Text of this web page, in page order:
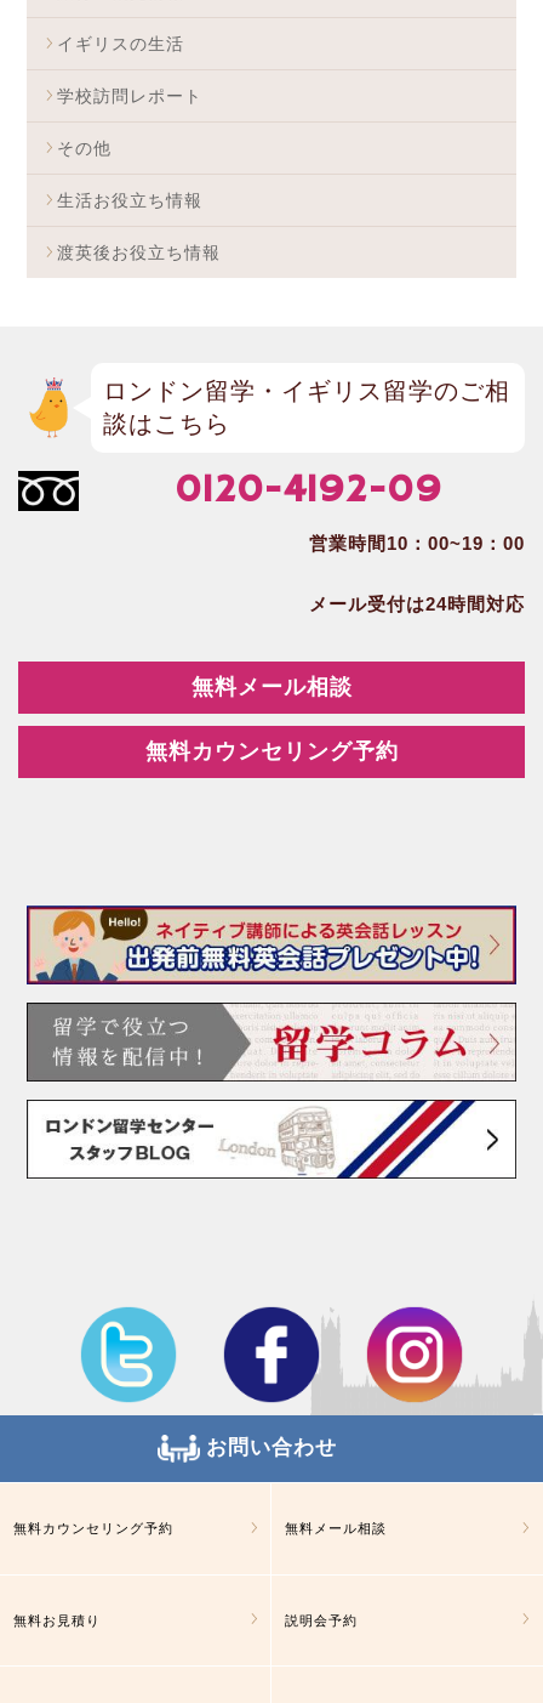
イギリスの生活
学校訪問レポート
その他
生活お役立ち情報
渡英後お役立ち情報
ロンドン留学・イギリス留学のご相
談はこちら
0120-4192-09
営業時間10：00~19：00
メール受付は24時間対応
無料メール相談
無料カウンセリング予約
お問い合わせ
無料カウンセリング予約 無料メール相談
無料お見積り 説明会予約